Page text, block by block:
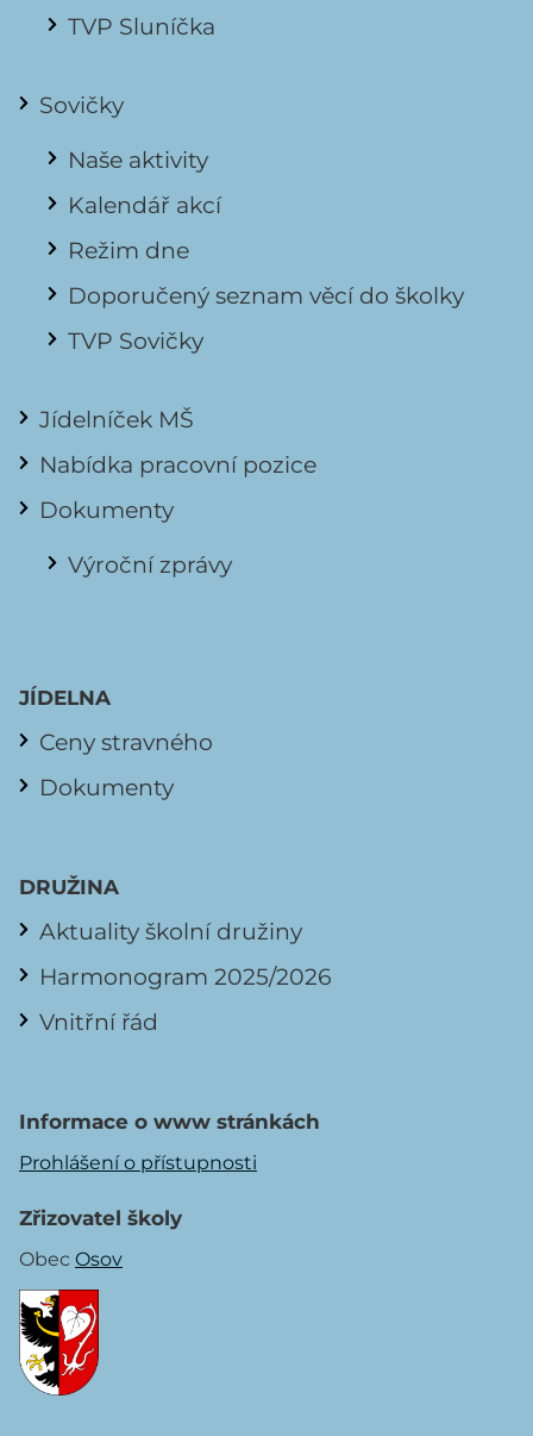
TVP Sluníčka
Sovičky
Naše aktivity
Kalendář akcí
Režim dne
Doporučený seznam věcí do školky
TVP Sovičky
Jídelníček MŠ
Nabídka pracovní pozice
Dokumenty
Výroční zprávy
JÍDELNA
Ceny stravného
Dokumenty
DRUŽINA
Aktuality školní družiny
Harmonogram 2025/2026
Vnitřní řád
Informace o www stránkách
Prohlášení o přístupnosti
Zřizovatel školy
Obec Osov